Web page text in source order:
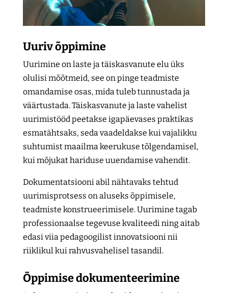
Uuriv õppimine
Uurimine on laste ja täiskasvanute elu üks
olulisi mõõtmeid, see on pinge teadmiste
omandamise osas, mida tuleb tunnustada ja
väärtustada. Täiskasvanute ja laste vahelist
uurimistööd peetakse igapäevases praktikas
esmatähtsaks, seda vaadeldakse kui vajalikku
suhtumist maailma keerukuse tõlgendamisel,
kui mõjukat hariduse uuendamise vahendit.
Dokumentatsiooni abil nähtavaks tehtud
uurimisprotsess on aluseks õppimisele,
teadmiste konstrueerimisele. Uurimine tagab
professionaalse tegevuse kvaliteedi ning aitab
edasi viia pedagoogilist innovatsiooni nii
riiklikul kui rahvusvahelisel tasandil.
Õppimise dokumenteerimine